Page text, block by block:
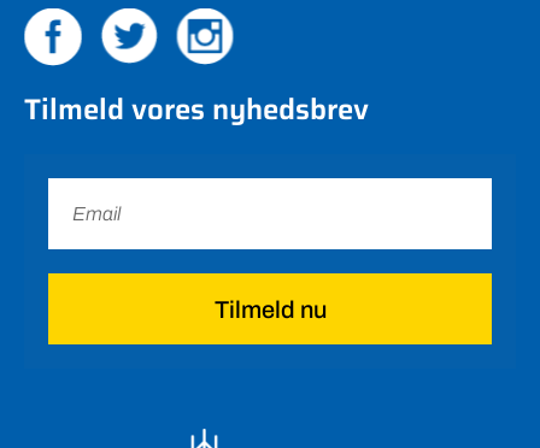
Tilmeld vores nyhedsbrev
Tilmeld nu